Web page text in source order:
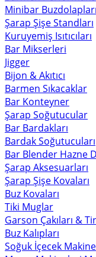
Minibar Buzdolapları
Şarap Şişe Standları
Kuruyemiş Isıtıcıları
Bar Mikserleri
Jigger
Bijon & Akıtıcı
Barmen Sıkacaklar
Bar Konteyner
Şarap Soğutucular
Bar Bardakları
Bardak Soğutucuları
Bar Blender Hazne
Şarap Aksesuarları
Şarap Şişe Kovaları
Buz Kovaları
Tiki Muglar
Garson Çakıları &
Buz Kalıpları
Soğuk İçecek